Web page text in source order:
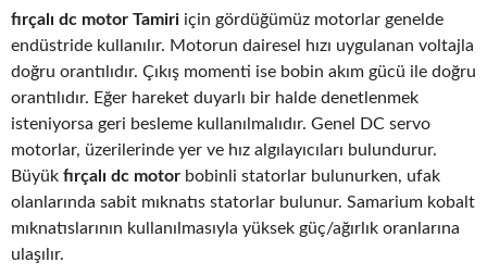
fırçalı dc motor Tamiri için gördüğümüz motorlar genelde
endüstride kullanılır. Motorun dairesel hızı uygulanan voltajla
doğru orantılıdır. Çıkış momenti ise bobin akım gücü ile doğru
orantılıdır. Eğer hareket duyarlı bir halde denetlenmek
isteniyorsa geri besleme kullanılmalıdır. Genel DC servo
motorlar, üzerilerinde yer ve hız algılayıcıları bulundurur.
Büyük fırçalı dc motor bobinli statorlar bulunurken, ufak
olanlarında sabit mıknatıs statorlar bulunur. Samarium kobalt
mıknatıslarının kullanılmasıyla yüksek güç/ağırlık oranlarına
ulaşılır.